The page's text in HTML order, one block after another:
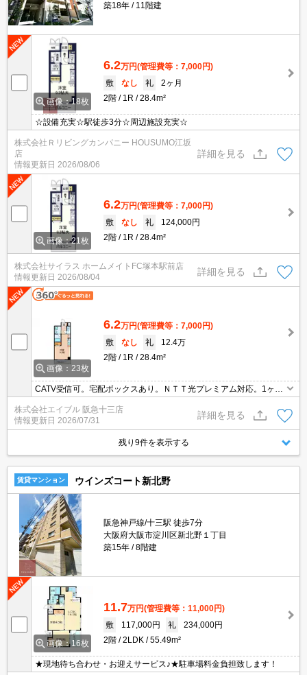
築18年
11階建
画像：18枚
6.2万円(管理費等：7,000円)
敷
なし 礼
2ヶ月
2階
1R 28.4m²
☆設備充実☆駅徒歩3分☆周辺施設充実☆
株式会社Ｒリビングカンパニー HOUSUMO江坂
店
情報更新日 2026/08/06
詳細を見る
画像：21枚
6.2万円(管理費等：7,000円)
敷
なし 礼
124,000円
2階
1R 28.4m²
株式会社サイラス ホームメイトFC塚本駅前店
情報更新日 2026/08/04
詳細を見る
画像：23枚
6.2万円(管理費等：7,000円)
敷
なし 礼
12.4万
2階
1R 28.4m²
CATV受信可。宅配ボックスあり。ＮＴＴ光プレミアム対応。1ヶ月
ネット無料。仲介手数料家賃の0.55ヵ月分。
株式会社エイブル 阪急十三店
情報更新日 2026/07/31
詳細を見る
残り9件を表示する
賃貸マンション ウインズコート新北野
阪急神戸線/十三駅 徒歩7分
大阪府大阪市淀川区新北野１丁目
築15年
8階建
画像：16枚
11.7万円(管理費等：11,000円)
敷
117,000円 礼
234,000円
2階
2LDK 55.49m²
★現地待ち合わせ・お迎えサービス♪★駐車場料金負担致します！